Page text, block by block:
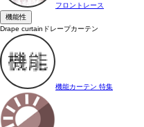
フロントレース
機能性
Drape curtain ドレープカーテン
機能カーテン 特集